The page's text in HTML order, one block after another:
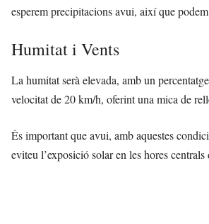
esperem precipitacions avui, així que
Humitat i Vents
La humitat serà elevada, amb un
velocitat de 20 km/h, oferint una mica de
És important que avui, amb aquestes
eviteu l’exposició solar en les hores